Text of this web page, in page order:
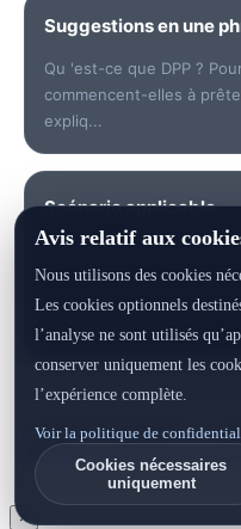
Suggestions en une
Qu 'est-ce que DPP ?
commencent-elles à
expliq...
Scénario applicable
Convient à comprendre
les données, à trier les
communications avec les
d'identité de produit.
© 2026 GEXYRAL™ ·
Accueil
Centre de
×
Avis relatif aux
Nous utilisons des cookies
Les cookies optionnels
l’analyse ne sont utilisés
conserver uniquement les
l’expérience complète.
Voir la politique de
Cookies nécessaires
uniquement